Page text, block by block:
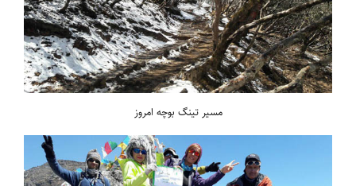
مسیر تینگ‌ بوچه امروز